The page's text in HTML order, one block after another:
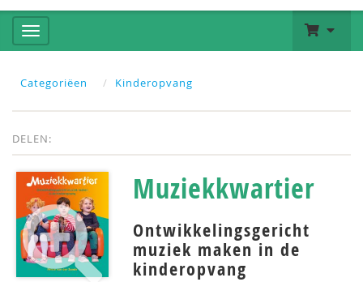
Categoriëen Kinderopvang
DELEN:
Muziekkwartier
Ontwikkelingsgericht
muziek maken in de
kinderopvang